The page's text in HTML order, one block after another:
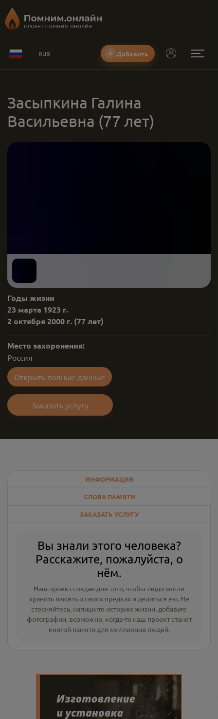
RUB Добавить
Засыпкина Галина
Васильевна (77 лет)
Годы жизни
23 марта 1923 г.
2 октября 2000 г. (77 лет)
Место захоронения:
Россия
Открыть полные данные
Заказать услугу
ИНФОРМАЦИЯ
СЛОВА ПАМЯТИ
ЗАКАЗАТЬ УСЛУГУ
Вы знали этого человека?
Расскажите, пожалуйста, о
нём.
Наш проект создан для того, чтобы люди могли
хранить память о своих предках и делиться ею. Не
стесняйтесь, напишите историю жизни, добавьте
фотографии, возможно, когда-то наш проект станет
книгой памяти для миллионов людей.